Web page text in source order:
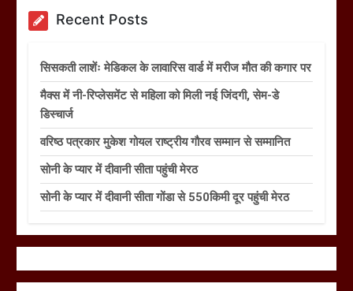
Recent Posts
सिसकती लाशेंः मेडिकल के लावारिस वार्ड में मरीज मौत की कगार पर
मैक्स में नी-रिप्लेसमेंट से महिला को मिली नई जिंदगी, सेम-डे
डिस्चार्ज
वरिष्ठ पत्रकार मुकेश गोयल राष्ट्रीय गौरव सम्मान से सम्मानित
सोनी के प्यार में दीवानी सीता पहुंची मेरठ
सोनी के प्यार में दीवानी सीता गोंडा से 550किमी दूर पहुंची मेरठ